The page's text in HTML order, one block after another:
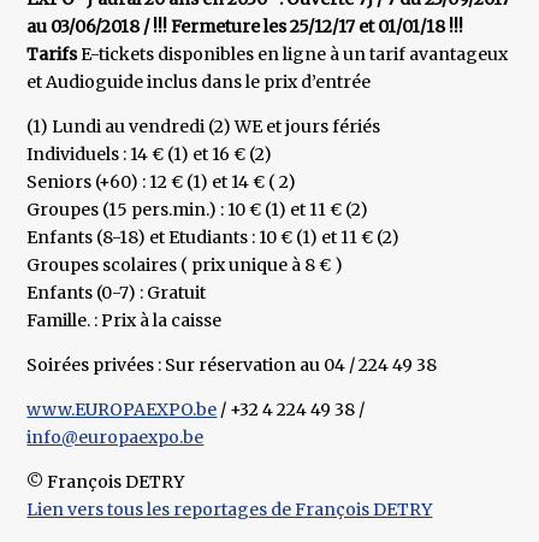
au 03/06/2018 / !!! Fermeture les 25/12/17 et 01/01/18 !!!
TarifsE-tickets disponibles en ligne à un tarif avantageux
et Audioguide inclus dans le prix d’entrée
(1) Lundi au vendredi (2) WE et jours fériés
Individuels : 14 € (1) et 16 € (2)
Seniors (+60) : 12 € (1) et 14 € ( 2)
Groupes (15 pers.min.) : 10 € (1) et 11 € (2)
Enfants (8-18) et Etudiants : 10 € (1) et 11 € (2)
Groupes scolaires ( prix unique à 8 € )
Enfants (0-7) : Gratuit
Famille. : Prix à la caisse
Soirées privées : Sur réservation au 04 / 224 49 38
www.EUROPAEXPO.be / +32 4 224 49 38 /
info@europaexpo.be
© François DETRY
Lien vers tous les reportages de François DETRY